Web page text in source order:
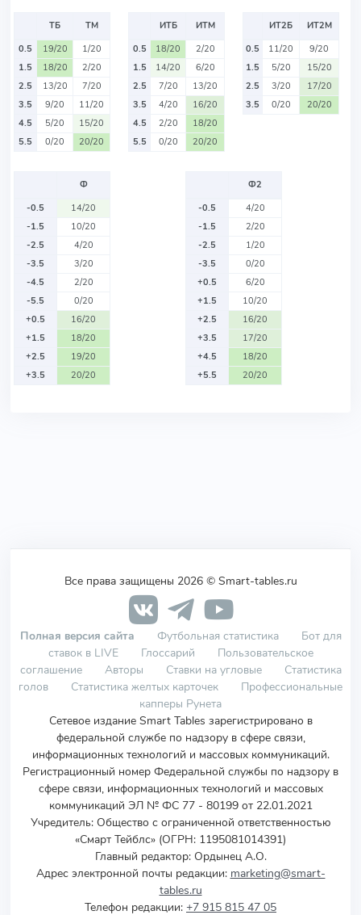
ТБ
ТМ
0.5
19/20
1/20
1.5
18/20
2/20
2.5
13/20
7/20
3.5
9/20
11/20
4.5
5/20
15/20
5.5
0/20 20/20
ИТБ
ИТМ
0.5
18/20
2/20
1.5
14/20
6/20
2.5
7/20
13/20
3.5
4/20
16/20
4.5
2/20
18/20
5.5
0/20 20/20
ИТ2Б
ИТ2М
0.5
11/20
9/20
1.5
5/20
15/20
2.5
3/20
17/20
3.5
0/20 20/20
Ф
-0.5
14/20
-1.5
10/20
-2.5
4/20
-3.5
3/20
-4.5
2/20
-5.5
0/20
+0.5
16/20
+1.5
18/20
+2.5
19/20
+3.5
20/20
Ф2
-0.5
4/20
-1.5
2/20
-2.5
1/20
-3.5
0/20
+0.5
6/20
+1.5
10/20
+2.5
16/20
+3.5
17/20
+4.5
18/20
+5.5
20/20
Все права защищены 2026 © Smart-tables.ru
Полная версия сайта Футбольная статистика
Бот для
ставок в LIVE
Глоссарий
Пользовательское
соглашение
Авторы Ставки на угловые
Статистика
голов
Статистика желтых карточек
Профессиональные
капперы Рунета
Сетевое издание Smart Tables зарегистрировано в
федеральной службе по надзору в сфере связи,
информационных технологий и массовых коммуникаций.
Регистрационный номер Федеральной службы по надзору в
сфере связи, информационных технологий и массовых
коммуникаций ЭЛ № ФС 77 - 80199 от 22.01.2021
Учредитель: Общество с ограниченной ответственностью
«Смарт Тейблс» (ОГРН: 1195081014391)
Главный редактор: Ордынец А.О.
Адрес электронной почты редакции: marketing@smart-
tables.ru
Телефон редакции: +7 915 815 47 05